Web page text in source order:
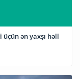
ən yaxşı həll